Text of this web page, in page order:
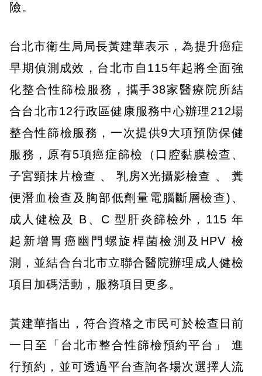
險。
台北市衛生局局長黃建華表示，為提升癌症
早期偵測成效，台北市自115年起將全面強
化整合性篩檢服務，攜手38家醫療院所結
合台北市12行政區健康服務中心辦理212場
整合性篩檢服務，一次提供9大項預防保健
服務，原有5項癌症篩檢（口腔黏膜檢查、
子宮頸抹片檢查 、 乳房X光攝影檢查 、 糞
便潛血檢查及胸部低劑量電腦斷層檢查)、
成人健檢及 B、C 型肝炎篩檢外，115 年
起新增胃癌幽門螺旋桿菌檢測及HPV 檢
測，並結合台北市立聯合醫院辦理成人健檢
項目加碼活動，服務項目更多。
黃建華指出，符合資格之市民可於檢查日前
一日至「台北市整合性篩檢預約平台」 進
行預約，並可透過平台查詢各場次選擇人流